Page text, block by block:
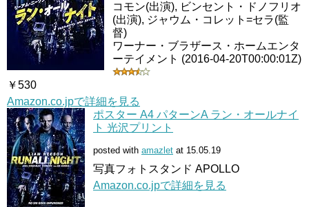
コモン(出演), ビンセント・ドノフリオ
(出演), ジャウム・コレット=セラ(監
督)
ワーナー・ブラザース・ホームエンタ
ーテイメント (2016-04-20T00:00:01Z)
￥530
Amazon.co.jpで詳細を見る
ポスター A4 パターンA ラン・オールナイ
ト 光沢プリント
posted with amazlet at 15.05.19
写真フォトスタンド APOLLO
Amazon.co.jpで詳細を見る